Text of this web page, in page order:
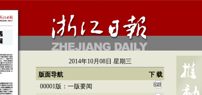
2014年10月08日 星期三
版面导航
下 载
00001版：一版要闻